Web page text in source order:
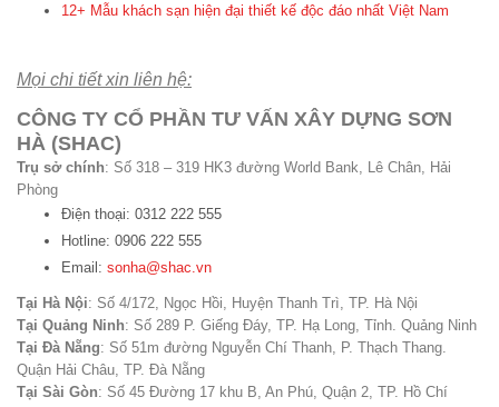
12+ Mẫu khách sạn hiện đại thiết kế độc đáo nhất Việt Nam
Mọi chi tiết xin liên hệ:
CÔNG TY CỔ PHẦN TƯ VẤN XÂY DỰNG SƠN
HÀ (SHAC)
Trụ sở chính: Số 318 – 319 HK3 đường World Bank, Lê Chân, Hải
Phòng
Điện thoại: 0312 222 555
Hotline: 0906 222 555
Email: sonha@shac.vn
Tại Hà Nội: Số 4/172, Ngọc Hồi, Huyện Thanh Trì, TP. Hà Nội
Tại Quảng Ninh: Số 289 P. Giếng Đáy, TP. Hạ Long, Tỉnh. Quảng Ninh
Tại Đà Nẵng: Số 51m đường Nguyễn Chí Thanh, P. Thạch Thang.
Quận Hải Châu, TP. Đà Nẵng
Tại Sài Gòn: Số 45 Đường 17 khu B, An Phú, Quận 2, TP. Hồ Chí